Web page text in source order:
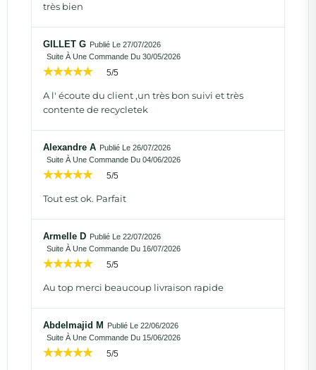
très bien
GILLET G Publié Le 27/07/2026
Suite À Une Commande Du 30/05/2026
5/5
A l' écoute du client ,un très bon suivi et très
contente de recycletek
Alexandre A Publié Le 26/07/2026
Suite À Une Commande Du 04/06/2026
5/5
Tout est ok. Parfait
Armelle D Publié Le 22/07/2026
Suite À Une Commande Du 16/07/2026
5/5
Au top merci beaucoup livraison rapide
Abdelmajid M
Publié Le 22/06/2026
Suite À Une Commande Du 15/06/2026
5/5